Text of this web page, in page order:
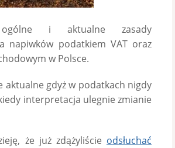
i aktualne zasady
napiwków podatkiem VAT oraz
w Polsce.
aktualne gdyż w podatkach nigdy
interpretacja ulegnie zmianie
że już zdążyliście odsłuchać